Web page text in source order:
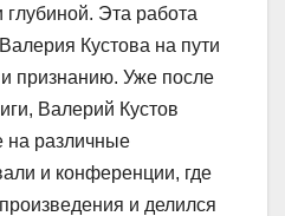
Эта работа
Кустова на пути
и признанию. Уже после
Валерий Кустов
на различные
и конференции, где
и делился